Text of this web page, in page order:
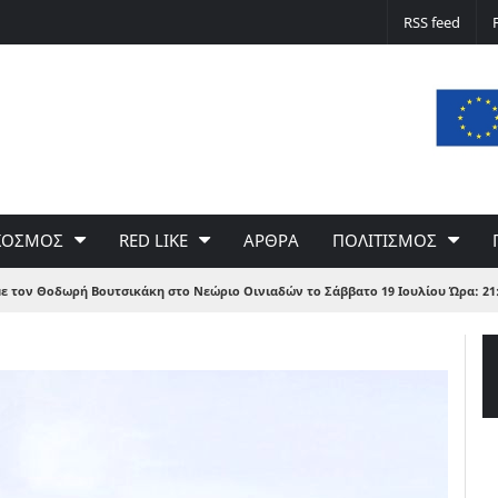
Δε φταίει ο άνεμος… Φταίει η πολιτική
του Γιώργου Σαχίνη
RSS feed
RED LIKE ΑΡΘΡΑ ΠΟΛΙΤΙΣΜΟΣ
τον Θοδωρή Βουτσικάκη στο Νεώριο Οινιαδών το Σάββατο 19 Ιουλίου Ώρα: